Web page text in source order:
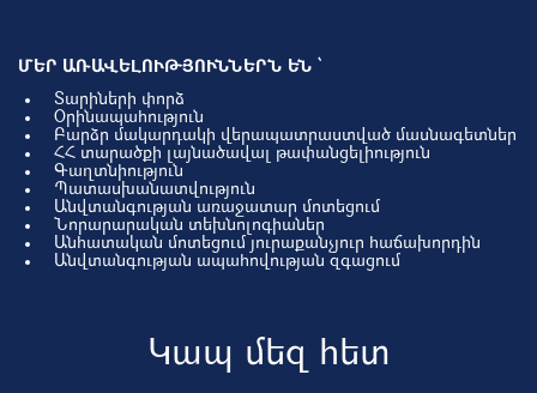
ՄԵՐ ԱՌԱՎԵԼՈՒԹՅՈՒՆՆԵՐՆ ԵՆ ՝
Տարիների փորձ
Օրինապահություն
Բարձր մակարդակի վերապատրաստված մասնագետներ
ՀՀ տարածքի լայնածավալ թափանցելիություն
Գաղտնիություն
Պատասխանատվություն
Անվտանգության առաջատար մոտեցում
Նորարարական տեխնոլոգիաներ
Անհատական մոտեցում յուրաքանչյուր հաճախորդին
Անվտանգության ապահովության զգացում
Կապ մեզ հետ